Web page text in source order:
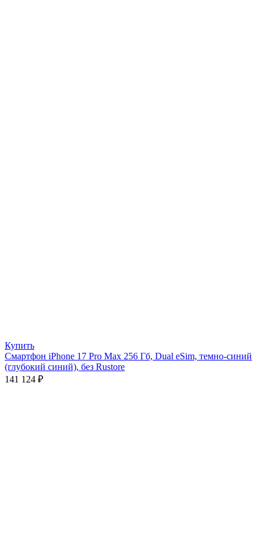
Купить
Смартфон iPhone 17 Pro Max 256 Гб, Dual eSim, темно-синий
(глубокий синий), без Rustore
141 124 ₽